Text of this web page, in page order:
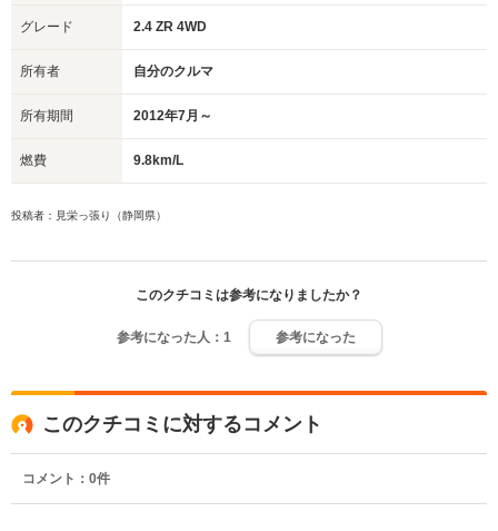
グレード 2.4 ZR 4WD
所有者 自分のクルマ
所有期間 2012年7月～
燃費 9.8km/L
投稿者：見栄っ張り（静岡県）
このクチコミは参考になりましたか？
参考になった人： 1 参考になった
このクチコミに対するコメント
コメント： 0件